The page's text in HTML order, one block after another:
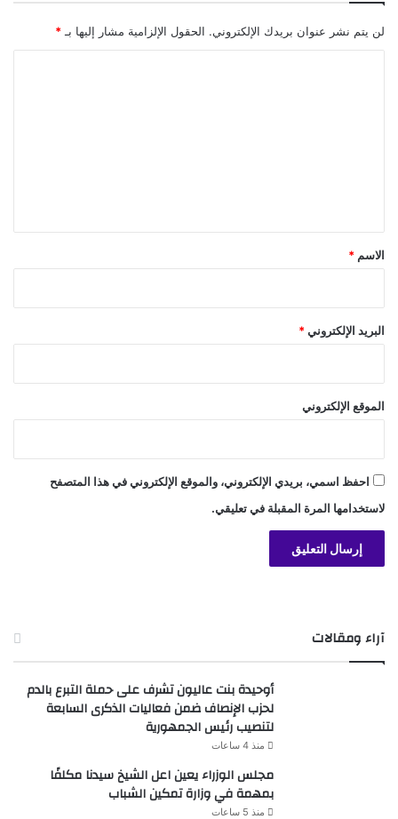
لن يتم نشر عنوان بريدك الإلكتروني. الحقول الإلزامية مشار إليها بـ *
*
الاسم *
البريد الإلكتروني *
الموقع الإلكتروني
احفظ اسمي، بريدي الإلكتروني، والموقع الإلكتروني في هذا المتصفح
لاستخدامها المرة المقبلة في تعليقي.
آراء ومقالات
أوحيدة بنت عاليون تشرف على حملة التبرع بالدم
لحزب الإنصاف ضمن فعاليات الذكرى السابعة
لتنصيب رئيس الجمهورية
منذ 4 ساعات
مجلس الوزراء يعين اعل الشيخ سيدنا مكلفًا
بمهمة في وزارة تمكين الشباب
منذ 5 ساعات